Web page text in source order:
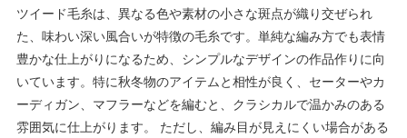
ツイード毛糸は、異なる色や素材の小さな斑点が織り交ぜられ
た、味わい深い風合いが特徴の毛糸です。単純な編み方でも表情
豊かな仕上がりになるため、シンプルなデザインの作品作りに向
いています。特に秋冬物のアイテムと相性が良く、セーターやカ
ーディガン、マフラーなどを編むと、クラシカルで温かみのある
雰囲気に仕上がります。 ただし、編み目が見えにくい場合がある